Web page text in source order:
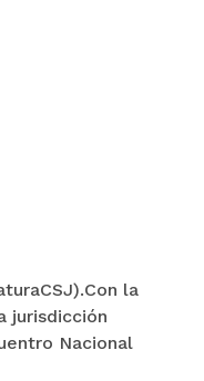
la
jurisdicción
Nacional